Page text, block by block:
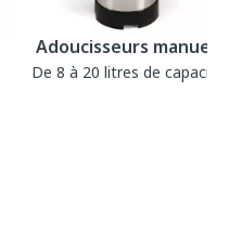
Adoucisseurs manuels
De 8 à 20 litres de capacité.